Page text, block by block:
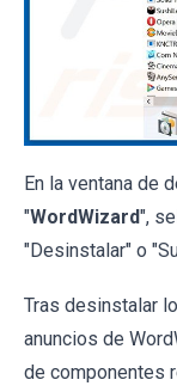
En la ventana de
"WordWizard",
"Desinstalar" o
Tras desinstalar
anuncios de
de componentes